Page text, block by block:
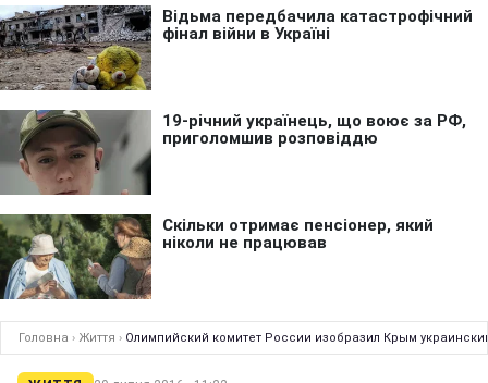
Головна › Життя › Олимпийский комитет России изобразил Крым